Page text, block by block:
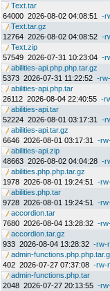
Text.tar
64000 2026-08-02 04:08:51 -
Text.tar.gz
12764 2026-08-02 04:08:52 -
Text.zip
57549 2026-07-31 10:23:04 -
abilities-api.php.php.tar.gz
5373 2026-07-31 11:22:52 -
abilities-api.php.tar
26112 2026-08-04 22:40:55 -
abilities-api.tar
52224 2026-08-01 03:17:31 -
abilities-api.tar.gz
6646 2026-08-01 03:17:31 -
abilities-api.zip
48663 2026-08-02 04:04:28 -
abilities.php.php.tar.gz
1978 2026-08-01 19:24:51 -
abilities.php.tar
9728 2026-08-01 19:24:51 -
accordion.tar
7680 2026-08-04 13:28:32 -
accordion.tar.gz
933 2026-08-04 13:28:32 -rw-
admin-
402 2026-07-27 07:37:08 -rw-
admin-functions.php.tar
2048 2026-07-27 20:13:55 -